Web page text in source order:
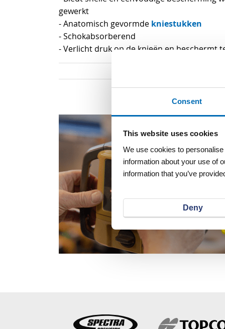
Consent
This website uses cookies
We use cookies to
information about your use of
information that you’ve
Deny
de
afbeeldingen-
gallerij
gewerkt
- Anatomisch gevormde kniestukken
- Schokabsorberend
- Verlicht druk op de knieën en beschermt